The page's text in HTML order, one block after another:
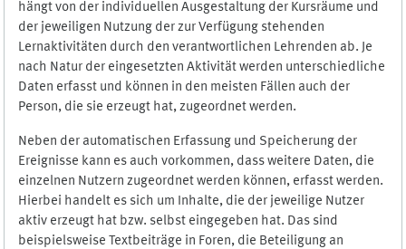
hängt von der individuellen Ausgestaltung der Kursräume und
der jeweiligen Nutzung der zur Verfügung stehenden
Lernaktivitäten durch den verantwortlichen Lehrenden ab. Je
nach Natur der eingesetzten Aktivität werden unterschiedliche
Daten erfasst und können in den meisten Fällen auch der
Person, die sie erzeugt hat, zugeordnet werden.
Neben der automatischen Erfassung und Speicherung der
Ereignisse kann es auch vorkommen, dass weitere Daten, die
einzelnen Nutzern zugeordnet werden können, erfasst werden.
Hierbei handelt es sich um Inhalte, die der jeweilige Nutzer
aktiv erzeugt hat bzw. selbst eingegeben hat. Das sind
beispielsweise Textbeiträge in Foren, die Beteiligung an